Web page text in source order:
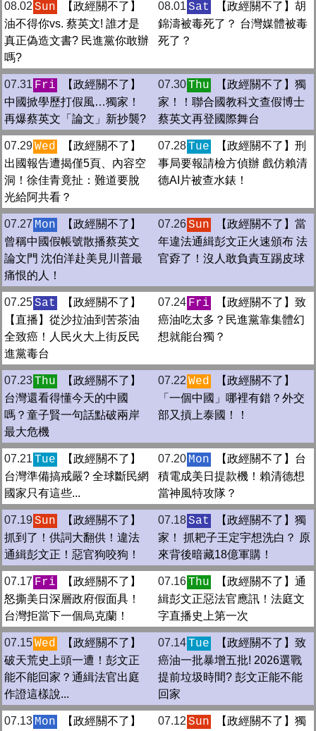
08.02 Sun
【政經關不了】
油不得你vs. 蔡英文! 誰才是
真正偽造文書? 民進黨你敢辦
嗎?
08.01 Sat
【政經關不了】胡
錦濤被毒死了？ 台灣媒體被毒
死了？
07.31 Fri
【政經關不了】
中國掀學歷打假風…獨家！
再爆蔡英文「論文」新抄襲?
07.30Thu
【政經關不了】獨
家！！聯合國教科文查假博士
蔡英文再登國際舞台
07.29Wed
【政經關不了】
出國報告遭揭僅5頁、內容空
洞！徐佳青竟扯：難道要脫
光給阿共看？
07.28Tue
【政經關不了】刑
事局要報請檢方偵辦 戲仿賴清
德AI片被查水錶！
07.27 Mon
【政經關不了】
曾稱中國假帳號散播蔡英文
論文門 沈伯洋赴美見川普最
痛恨的人！
07.26Sun
【政經關不了】當
年違法通緝彭文正火速頒布 法
官孬了！沒人敢負責互踢皮球
07.25Sat
【政經關不了】
【直播】從沙拉油到苦茶油
全致癌！人民火大上街反民
進黨毒台
07.24 Fri
【政經關不了】致
癌油吃太多？民進黨靠集體幻
想就能台獨？
07.23Thu
【政經關不了】
台灣還看得懂今天的中國
嗎？童子賢一句話點破兩岸
最大危機
07.22 Wed
【政經關不了】
「一個中國」哪裡有錯？外交
部又摃上泰國！！
07.21 Tue
【政經關不了】
台灣準備搞戒嚴? 全球斷民網
國家只有這些...
07.20 Mon
【政經關不了】台
積電成美日提款機！賴清德想
當神風特攻隊？
07.19Sun
【政經關不了】
抓到了！供詞大翻供！違法
通緝彭文正！惡官狗咬狗！
07.18Sat
【政經關不了】獨
家！ 抓耙子王定宇想洗白？ 原
來背後暗藏18億軍購！
07.17 Fri
【政經關不了】
怒撕美日深層政府假面具！
台灣拒當下一個烏克蘭！
07.16Thu
【政經關不了】通
緝彭文正惡法官應訊！法庭文
字直播史上第一次
07.15Wed
【政經關不了】
破天荒史上頭一遭！彭文正
能不能回家？通緝法官出庭
作證這樣說...
07.14Tue
【政經關不了】致
癌油一批暴增五批! 2026選戰
提前垃圾時間? 彭文正能不能
回家
07.13 Mon
【政經關不了】
07.12 Sun
【政經關不了】獨